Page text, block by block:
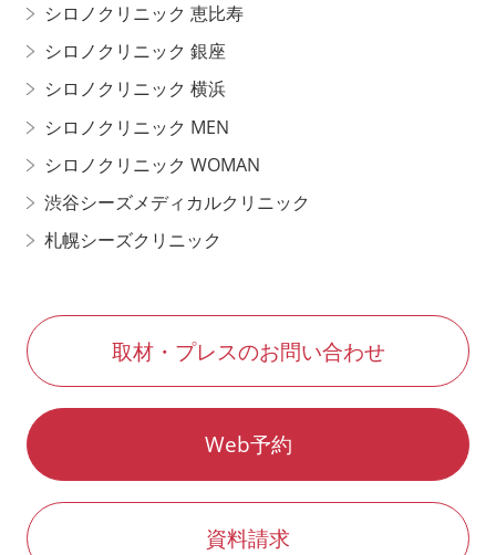
シロノクリニック 恵比寿
シロノクリニック 銀座
シロノクリニック 横浜
シロノクリニック MEN
シロノクリニック WOMAN
渋谷シーズメディカルクリニック
札幌シーズクリニック
取材・プレスのお問い合わせ
Web予約
資料請求